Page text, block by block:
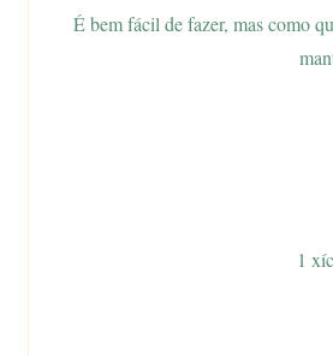
É bem fácil de fazer, mas como
1